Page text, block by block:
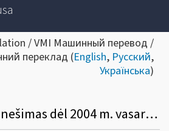
/ VMI Машинный перевод /
переклад (English, Русский,
Українська)
Informacinis pranešimas dėl 2004 m. vasario 9 d. įsakymo Nr. VA-13 „Dėl Metinės gyventojo (šeimos) turto deklaracijos formos ir jos užpildymo, teikimo ir tikslinimo taisyklių patvirtinimo“ pakeitimo